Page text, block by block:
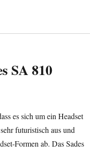
SA 810
es sich um ein Headset
futuristisch aus und
Formen ab. Das Sades